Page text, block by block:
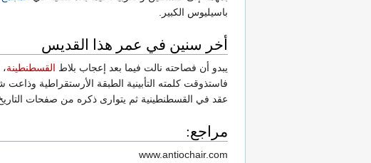
باسيليوس الكبير.
أخر سنين في عمر هذا القديس
يبدو أن فصاحته نالت فيما بعد إعجاب بلاط القسطنطينة
فاستذوقت كلمته التأبينية الطبقة الأرستقراطية وذاعت
عقد في القسطنطينية ثم يتوارى ذكره من صفحات
مراجع:
www.antiochair.com